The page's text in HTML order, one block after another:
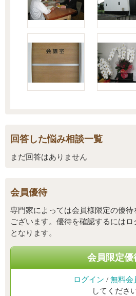
回答した悩み相談一覧
まだ回答はありません
会員優待
専門家によっては会員様限定の優
ございます。優待を確認するには
となります。
会員限定優
ログイン / 無料会
してくださ